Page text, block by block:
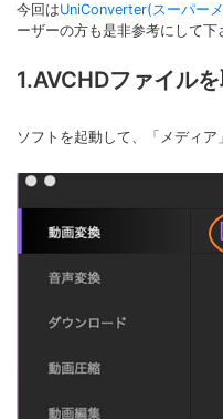
今回はUniConverter(スーパー
ーザーの方も是非参考にして下
1.AVCHDファイル
ソフトを起動して、「メディ